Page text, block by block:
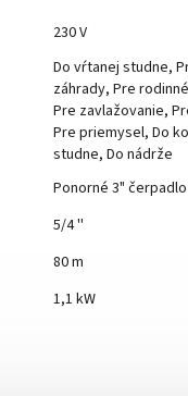
230 V
Do vŕtanej studne,
záhrady, Pre
Pre zavlažovanie,
Pre priemysel, Do
studne, Do nádrže
Ponorné 3" čerpadlo
5/4 ''
80 m
1,1 kW